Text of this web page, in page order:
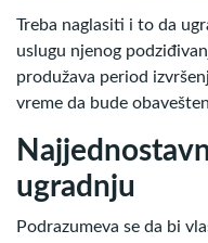
Treba naglasiti i to da
uslugu njenog
produžava period
vreme da bude
ugradnju
Podrazumeva se da bi